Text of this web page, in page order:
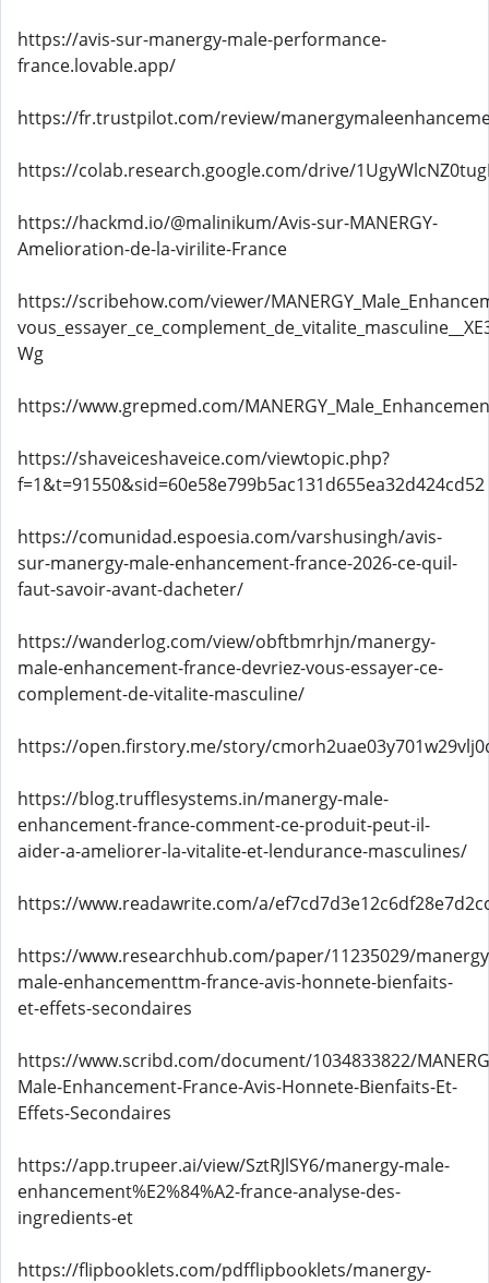
https://avis-sur-manergy-male-performance-
france.lovable.app/
https://fr.trustpilot.com/review/
https://colab.research.google.com/drive/
https://hackmd.io/@malinikum/Avis-sur-MANERGY-
Amelioration-de-la-virilite-France
https://scribehow.com/viewer/
Wg
https://www.grepmed.com/
https://shaveiceshaveice.com/viewtopic.php?
f=1&t=91550&sid=60e58e799b5ac131d655ea32d424cd52
https://comunidad.espoesia.com/varshusingh/avis-
sur-manergy-male-enhancement-france-2026-ce-quil-
faut-savoir-avant-dacheter/
https://wanderlog.com/view/obftbmrhjn/manergy-
male-enhancement-france-devriez-vous-essayer-ce-
complement-de-vitalite-masculine/
https://open.firstory.me/story/
https://blog.trufflesystems.in/manergy-male-
enhancement-france-comment-ce-produit-peut-il-
aider-a-ameliorer-la-vitalite-et-lendurance-masculines/
https://www.readawrite.com/a/
https://www.researchhub.com/paper/11235029/
male-enhancementtm-france-avis-honnete-bienfaits-
et-effets-secondaires
https://www.scribd.com/document/1034833822/
Male-Enhancement-France-Avis-Honnete-Bienfaits-Et-
Effets-Secondaires
https://app.trupeer.ai/view/SztRJlSY6/manergy-male-
enhancement%E2%84%A2-france-analyse-des-
ingredients-et
https://flipbooklets.com/pdfflipbooklets/manergy-